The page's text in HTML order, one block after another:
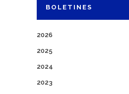
BOLETINES
2026
2025
2024
2023